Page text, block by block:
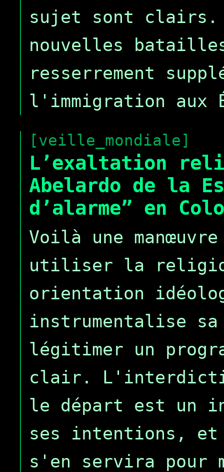
sujet sont clairs.
nouvelles
resserrement
l'immigration aux
[veille_mondiale]
L’exaltation
Abelardo de la
d’alarme” en
Voilà une
utiliser la religion
orientation
instrumentalise
légitimer un
clair.
le départ est un
ses intentions, et
s'en servira pour